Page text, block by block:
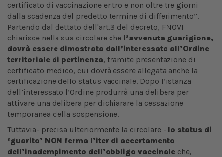
certificato di vaccinazione entro e non oltre tre giorni
dalla scadenza del predetto termine di differimento”.
Partendo dal dettato dell'art.8 del decreto, FNOVI
chiarisce nella sua circolare che l’avvenuta guarigione,
dovrà essere dimostrata dall’interessato all’Ordine
territoriale di pertinenza, tramite presentazione di
certificato medico, cui dovrà essere allegata anche la
certificazione dello status vaccinale. Dopo l’istanza
dell’interessato l’Ordine produrrà una delibera per
attivare una delibera per dichiarare la cessazione
temporanea della sospensione.
Tuttavia- precisa ulteriormente la circolare - lo status di
‘guarito’ NON ferma l’iter di accertamento
dell’inadempimento dell’obbligo vaccinale che,